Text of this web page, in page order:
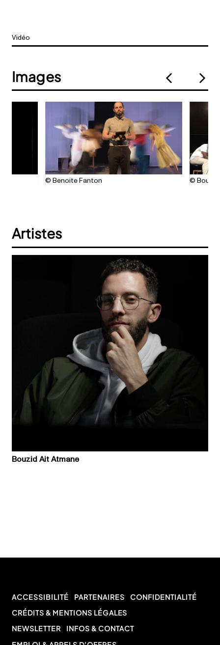
Vidéo
Images
© Benoite Fanton ©
Artistes
Bouzid Ait Atmane
ACCESSIBILITÉ PARTENAIRES
CONFIDENTIALITÉ
CRÉDITS & MENTIONS LÉGALES
NEWSLETTER
INFOS & CONTACT